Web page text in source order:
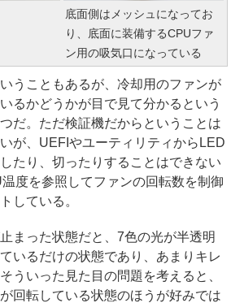
底面側はメッシュになってお
り、底面に装備するCPUファ
ン用の吸気口になっている
うこともあるが、冷却用のファンが
るかどうかが目で見て分かるという
だ。ただ検証機だからということは
が、UEFIやユーティリティからLED
たり、切ったりすることはできない
度を参照してファンの回転数を制御
している。
まった状態だと、7色の光が半透明
いるだけの状態であり、あまりキレ
ういった見た目の問題を考えると、
回転している状態のほうが好みでは